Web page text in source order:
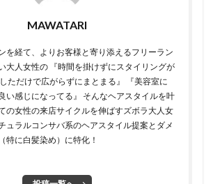
MAWATARI
を経て、よりお客様と寄り添えるフリーラン
大人女性の 『時間を掛けずにスタイリングが
ただけで広がらずにまとまる』 『美容室に
い感じになってる』 そんなヘアスタイルを叶
の女性の来店サイクルを伸ばすズボラ大人女
ュラルコンサバ系のヘアスタイル提案とダメ
特に白髪染め）に特化！